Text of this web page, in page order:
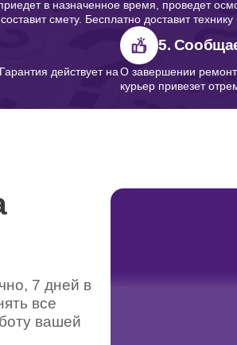
в назначенное время, проведет
смету. Бесплатно доставит технику
действует на
5.
О завершении
курьер привезет
7 дней в
все
вашей